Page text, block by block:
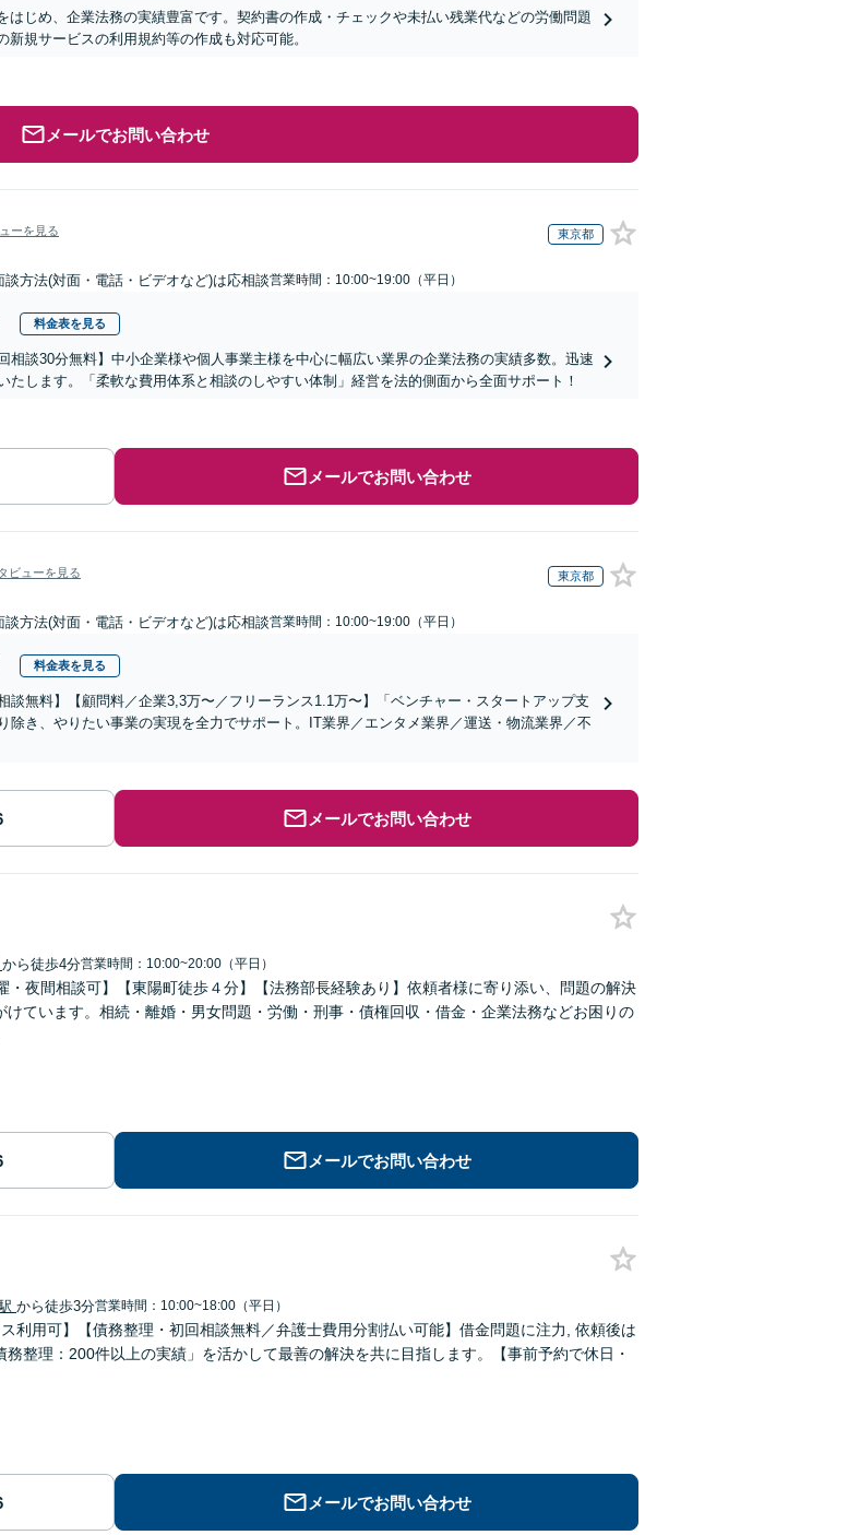
はじめ、企業法務の実績豊富です。契約書の作成・チェックや未払い残業代などの労働問題
新規サービスの利用規約等の作成も対応可能。
メールでお問い合わせ
ーを見る 東京都
談方法(対面・電話・ビデオなど)は応相談営業時間：10:00~19:00（平日）
料金表を見る
相談30分無料】中小企業様や個人事業主様を中心に幅広い業界の企業法務の実績多数。迅速
たします。「柔軟な費用体系と相談のしやすい体制」経営を法的側面から全面サポート！
メールでお問い合わせ
ビューを見る 東京都
談方法(対面・電話・ビデオなど)は応相談営業時間：10:00~19:00（平日）
料金表を見る
談無料】【顧問料／企業3,3万〜／フリーランス1.1万〜】「ベンチャー・スタートアップ支
除き、やりたい事業の実現を全力でサポート。IT業界／エンタメ業界／運送・物流業界／不
メールでお問い合わせ
から徒歩4分営業時間：10:00~20:00（平日）
・夜間相談可】【東陽町徒歩４分】【法務部長経験あり】依頼者様に寄り添い、問題の解決
けています。相続・離婚・男女問題・労働・刑事・債権回収・借金・企業法務などお困りの
メールでお問い合わせ
から徒歩3分営業時間：10:00~18:00（平日）
ス利用可】【債務整理・初回相談無料／弁護士費用分割払い可能】借金問題に注力, 依頼後は
整理：200件以上の実績」を活かして最善の解決を共に目指します。【事前予約で休日・
メールでお問い合わせ